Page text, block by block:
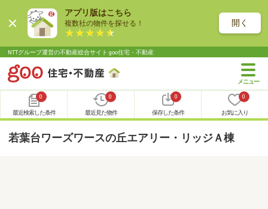
アプリ版はこちら
複数社の物件を探せる！ 開く
NTTグループ運営の不動産総合サイト goo住宅・不動産
0
最近検索した条件
0
最近見た物件
0
保存した条件
0
お気に入り
若葉台ワーズワースの丘エアリー・リッジＡ棟